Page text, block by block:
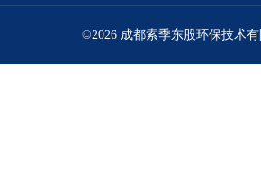
©2026 成都索季东股环保技术